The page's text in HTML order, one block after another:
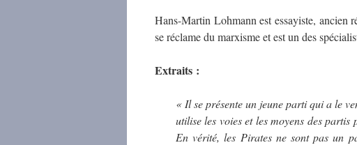
Hans-Martin Lohmann est essayiste, ancien
se réclame du marxisme et est un des
Extraits :
« Il se présente un jeune parti qui a le
utilise les voies et les moyens des
En vérité, les Pirates ne sont pas un